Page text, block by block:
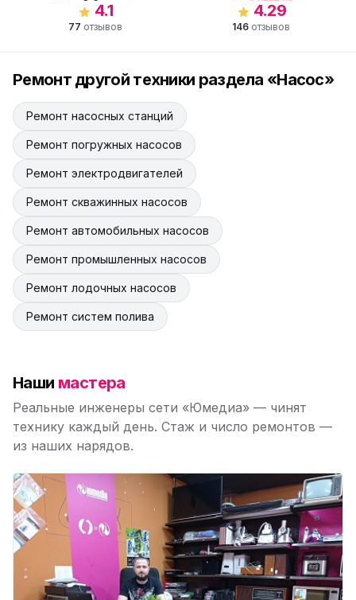
4.1
77 отзывов
4.29
146 отзывов
Ремонт другой техники раздела «Насос»
Ремонт насосных станций
Ремонт погружных насосов
Ремонт электродвигателей
Ремонт скважинных насосов
Ремонт автомобильных насосов
Ремонт промышленных насосов
Ремонт лодочных насосов
Ремонт систем полива
Наши мастера
Реальные инженеры сети «Юмедиа» — чинят
технику каждый день. Стаж и число ремонтов —
из наших нарядов.